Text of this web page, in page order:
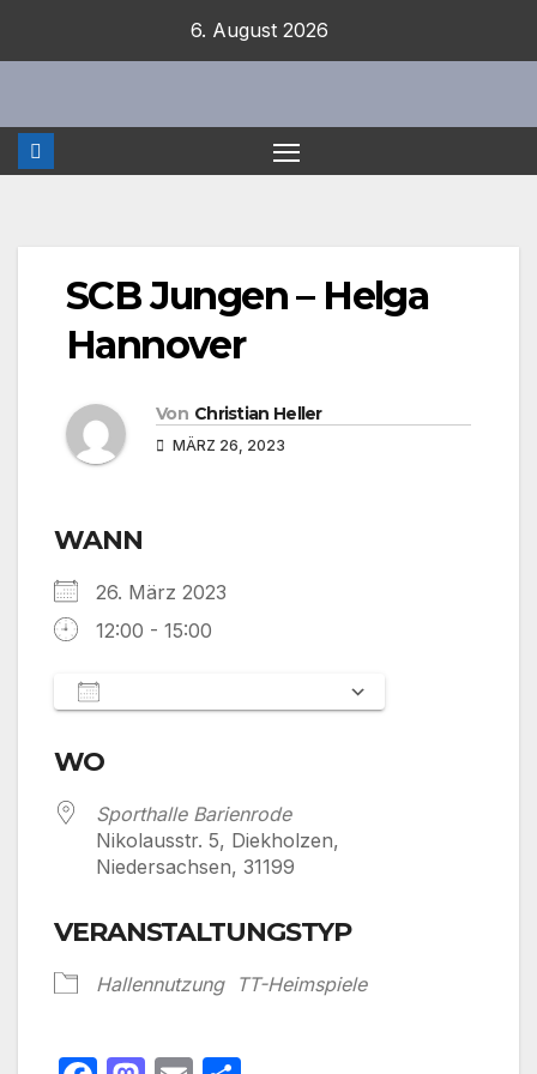
6. August 2026
SCB Jungen – Helga
Hannover
Von Christian Heller
MÄRZ 26, 2023
WANN
26. März 2023
12:00 - 15:00
WO
Sporthalle Barienrode
Nikolausstr. 5, Diekholzen,
Niedersachsen, 31199
VERANSTALTUNGSTYP
Hallennutzung TT-Heimspiele